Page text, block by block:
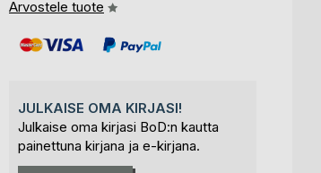
Arvostele tuote
JULKAISE OMA KIRJASI!
Julkaise oma kirjasi BoD:n kautta
painettuna kirjana ja e-kirjana.